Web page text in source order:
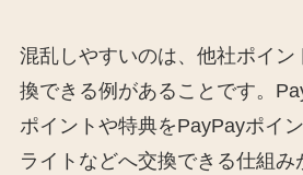
混乱しやすいのは、他社ポイン
換できる例があることです。
ポイントや特典をPayPayポイ
ライトなどへ交換できる仕組